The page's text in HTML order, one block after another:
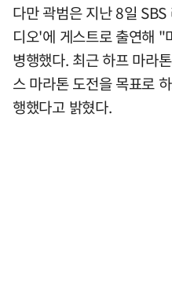
다만 곽범은 지난 8일
디오'에 게스트로 출연해 "
병행했다. 최근 하프 마라
스 마라톤 도전을 목표로
행했다고 밝혔다.